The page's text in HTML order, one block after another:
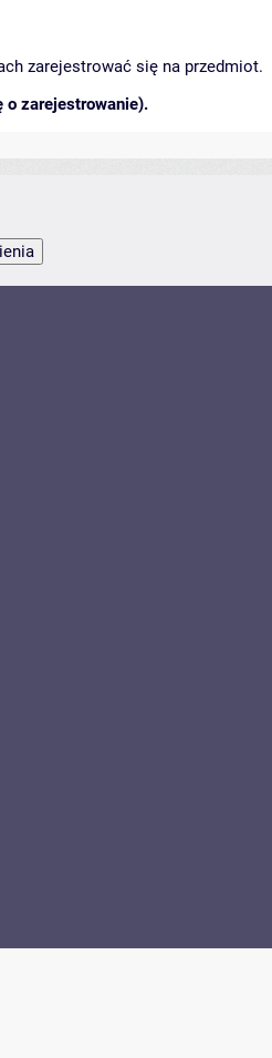
zarejestrować się na przedmiot.
o zarejestrowanie).